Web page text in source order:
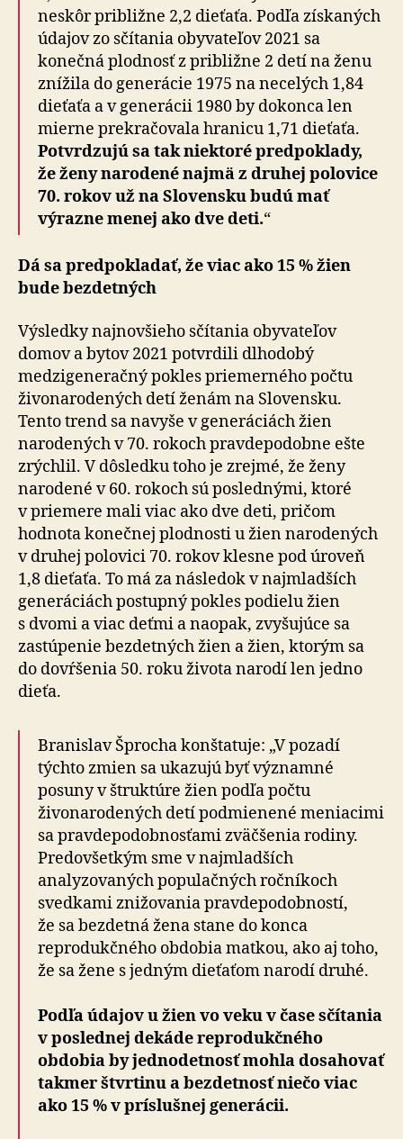
neskôr približne 2,2 dieťaťa. Podľa získaných
údajov zo sčítania obyvateľov 2021 sa
konečná plodnosť z približne 2 detí na ženu
znížila do generácie 1975 na necelých 1,84
dieťaťa a v generácii 1980 by dokonca len
mierne prekračovala hranicu 1,71 dieťaťa.
Potvrdzujú sa tak niektoré predpoklady,
že ženy narodené najmä z druhej polovice
70. rokov už na Slovensku budú mať
výrazne menej ako dve deti.“
Dá sa predpokladať, že viac ako 15 % žien
bude bezdetných
Výsledky najnovšieho sčítania obyvateľov
domov a bytov 2021 potvrdili dlhodobý
medzigeneračný pokles priemerného počtu
živonarodených detí ženám na Slovensku.
Tento trend sa navyše v generáciách žien
narodených v 70. rokoch pravdepodobne ešte
zrýchlil. V dôsledku toho je zrejmé, že ženy
narodené v 60. rokoch sú poslednými, ktoré
v priemere mali viac ako dve deti, pričom
hodnota konečnej plodnosti u žien narodených
v druhej polovici 70. rokov klesne pod úroveň
1,8 dieťaťa. To má za následok v najmladších
generáciách postupný pokles podielu žien
s dvomi a viac deťmi a naopak, zvyšujúce sa
zastúpenie bezdetných žien a žien, ktorým sa
do dovŕšenia 50. roku života narodí len jedno
dieťa.
Branislav Šprocha konštatuje: „V pozadí
týchto zmien sa ukazujú byť významné
posuny v štruktúre žien podľa počtu
živonarodených detí podmienené meniacimi
sa pravdepodobnosťami zväčšenia rodiny.
Predovšetkým sme v najmladších
analyzovaných populačných ročníkoch
svedkami znižovania pravdepodobností,
že sa bezdetná žena stane do konca
reprodukčného obdobia matkou, ako aj toho,
že sa žene s jedným dieťaťom narodí druhé.
Podľa údajov u žien vo veku v čase sčítania
v poslednej dekáde reprodukčného
obdobia by jednodetnosť mohla dosahovať
takmer štvrtinu a bezdetnosť niečo viac
ako 15 % v príslušnej generácii.